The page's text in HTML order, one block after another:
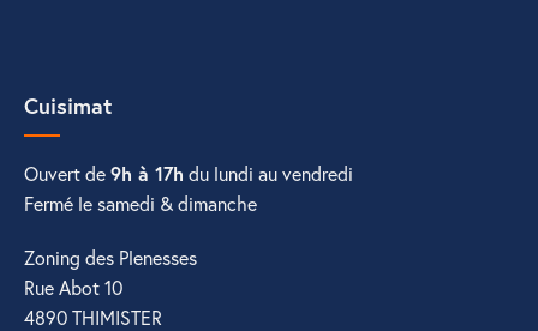
Cuisimat
Ouvert de9h à 17h du lundi au vendredi
Fermé le samedi & dimanche
Zoning des Plenesses
Rue Abot 10
4890 THIMISTER